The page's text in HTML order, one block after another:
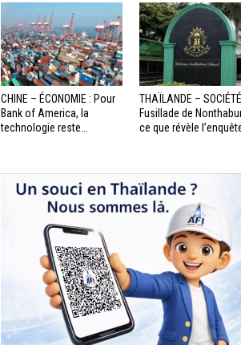
CHINE – ÉCONOMIE : Pour
Bank of America, la
technologie reste...
THAÏLANDE –
Fusillade de
ce que révèle